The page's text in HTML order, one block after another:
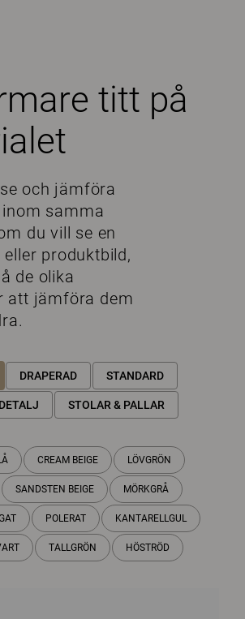
titt på
och jämföra
samma
du vill se en
produktbild,
de olika
att jämföra dem
DRAPERAD STANDARD
DETALJ STOLAR & PALLAR
CREAM BEIGE LÖVGRÖN
SANDSTEN BEIGE MÖRKGRÅ
POLERAT KANTARELLGUL
TALLGRÖN HÖSTRÖD